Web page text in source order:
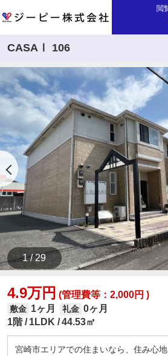
閲
CASAⅠ 106
1 / 29
4.9万円 (管理費等：2,000円 )
敷金 1ヶ月 礼金 0ヶ月
1階
1LDK 44.53㎡
宮崎市エリアでの住まいなら、住み心